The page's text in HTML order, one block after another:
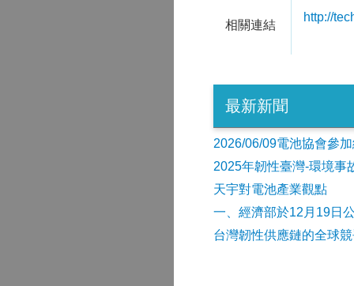
相關連結
http://
最新新聞
2026/06/09電池協會參
2025年韌性臺灣-環境事
天宇對電池產業觀點
一、經濟部於12月19日
台灣韌性供應鏈的全球